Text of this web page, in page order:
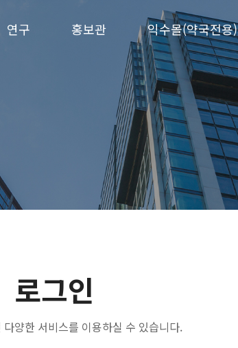
연구 홍보관 익수몰(약국전용)
로그인
양한 서비스를 이용하실 수 있습니다.